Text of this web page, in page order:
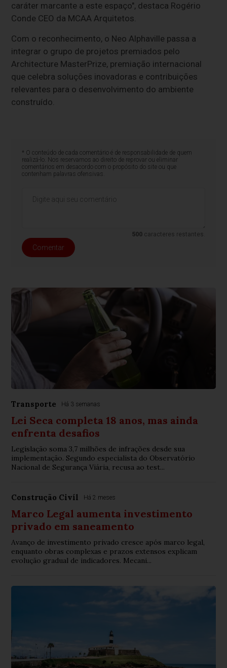
caráter marcante a este espaço", destaca Rogério
Conde CEO da MCAA Arquitetos.
Com o reconhecimento, o Neo Alphaville passa a
integrar o grupo de projetos premiados pelo
Architecture MasterPrize, premiação internacional
que celebra soluções inovadoras e contribuições
relevantes para o desenvolvimento do ambiente
construído.
* O conteúdo de cada comentário é de responsabilidade de quem
realizá-lo. Nos reservamos ao direito de reprovar ou eliminar
comentários em desacordo com o propósito do site ou que
contenham palavras ofensivas.
500 caracteres restantes.
Comentar
Transporte Há 3 semanas
Lei Seca completa 18 anos, mas ainda
enfrenta desafios
Legislação soma 3,7 milhões de infrações desde sua
implementação. Segundo especialista do Observatório
Nacional de Segurança Viária, recusa ao test...
Construção Civíl Há 2 meses
Marco Legal aumenta investimento
privado em saneamento
Avanço de investimento privado cresce após marco legal,
enquanto obras complexas e prazos extensos explicam
evolução gradual de indicadores. Mecani...